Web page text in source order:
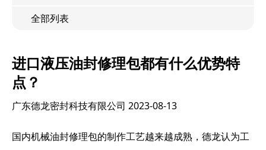
全部列表
进口液压油封修理包都有什么优势特
点？
广东德龙密封科技有限公司 2023-08-13
国内机械油封修理包的制作工艺越来越成熟，德龙认为工